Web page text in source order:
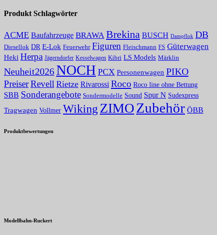
Produkt Schlagwörter
ACME Baufahrzeuge BRAWA Brekina BUSCH Dampflok DB
Diesellok DR E-Lok Feuerwehr Figuren Fleischmann FS Güterwagen
Heki Herpa Jägerndorfer Kesselwagen Kibri LS Models Märklin
Neuheit2026NOCH PCX Personenwagen PIKO
PreiserRevell Rietze Rivarossi Roco Roco line ohne Bettung
SBB Sonderangebote Sondermodelle Sound Spur N Sudexpress
Tragwagen Vollmer Wiking ZIMOZubehör ÖBB
Produktbewertungen
Modellbahn-Ruckert